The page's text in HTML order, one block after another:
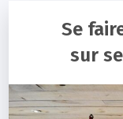
Se
sur